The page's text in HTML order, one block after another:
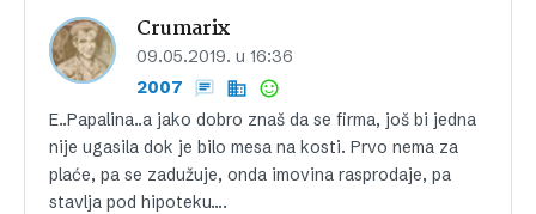
Crumarix
09.05.2019. u 16:36
2007
E..Papalina..a jako dobro znaš da se firma, još bi jedna
nije ugasila dok je bilo mesa na kosti. Prvo nema za
plaće, pa se zadužuje, onda imovina rasprodaje, pa
stavlja pod hipoteku….